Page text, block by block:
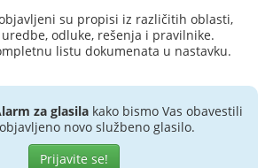
su propisi iz različitih oblasti,
odluke, rešenja i pravilnike.
listu dokumenata u nastavku.
za glasilakako bismo Vas obavestili
novo službeno glasilo.
Prijavite se!